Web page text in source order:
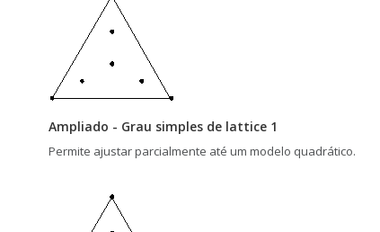
Ampliado - Grau simples de lattice 1
Permite ajustar parcialmente até um modelo quadrático.